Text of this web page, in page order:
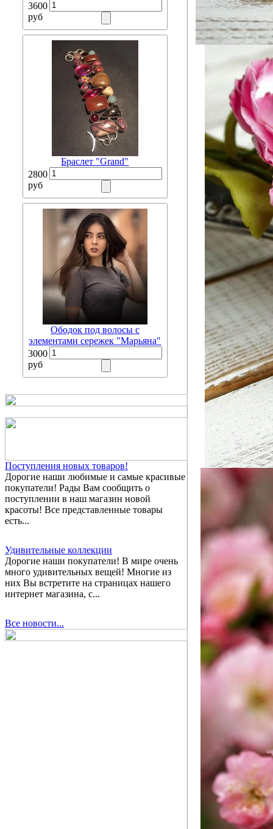
3600
руб
Браслет "Grand"
2800
руб
Ободок под волосы с
элементами сережек "Марьяна"
3000
руб
Поступления новых товаров!
Дорогие наши любимые и самые красивые
покупатели! Рады Вам сообщить о
поступлении в наш магазин новой
красоты! Все представленные товары
есть...
Удивительные коллекции
Дорогие наши покупатели! В мире очень
много удивительных вещей! Многие из
них Вы встретите на страницах нашего
интернет магазина, с...
Все новости...